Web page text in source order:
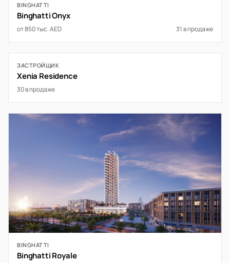
BINGHATTI
Binghatti Onyx
от 850 тыс. AED 31 в продаже
ЗАСТРОЙЩИК
Xenia Residence
30 в продаже
BINGHATTI
Binghatti Royale